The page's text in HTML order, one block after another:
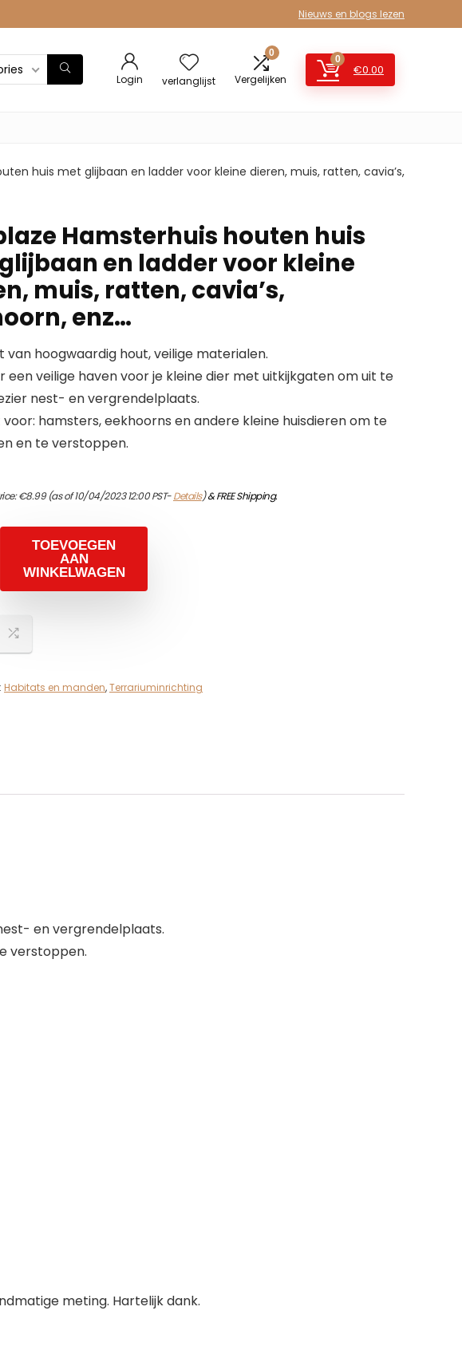
Nieuws en blogs lezen
Login verlanglijst
0
Vergelijken
0
€0.00
huis met glijbaan en ladder voor kleine dieren, muis, ratten, cavia’s,
Hamsterhuis houten huis
en ladder voor kleine
muis, ratten, cavia’s,
enz…
van hoogwaardig hout, veilige materialen.
een veilige haven voor je kleine dier met uitkijkgaten om uit te
nest- en vergrendelplaats.
hamsters, eekhoorns en andere kleine huisdieren om te
en te verstoppen.
€8.99(as of 10/04/2023 12:00 PST-Details)&FREE Shipping.
TOEVOEGEN
AAN
WINKELWAGEN
Habitats en manden,Terrariuminrichting
en vergrendelplaats.
verstoppen.
meting. Hartelijk dank.